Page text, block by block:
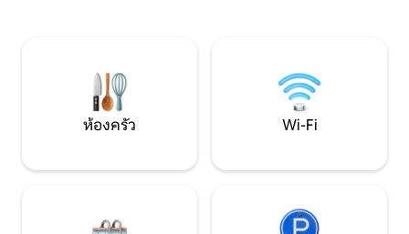
พัดลมเพดานในห้องนอน โป
ปาร์ตี้
ห้องครัว Wi-Fi